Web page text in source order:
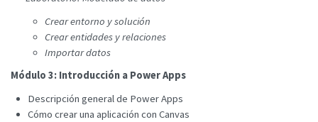
Crear entorno y solución
Crear entidades y relaciones
Importar datos
Módulo 3: Introducción a Power Apps
Descripción general de Power Apps
Cómo crear una aplicación con Canvas